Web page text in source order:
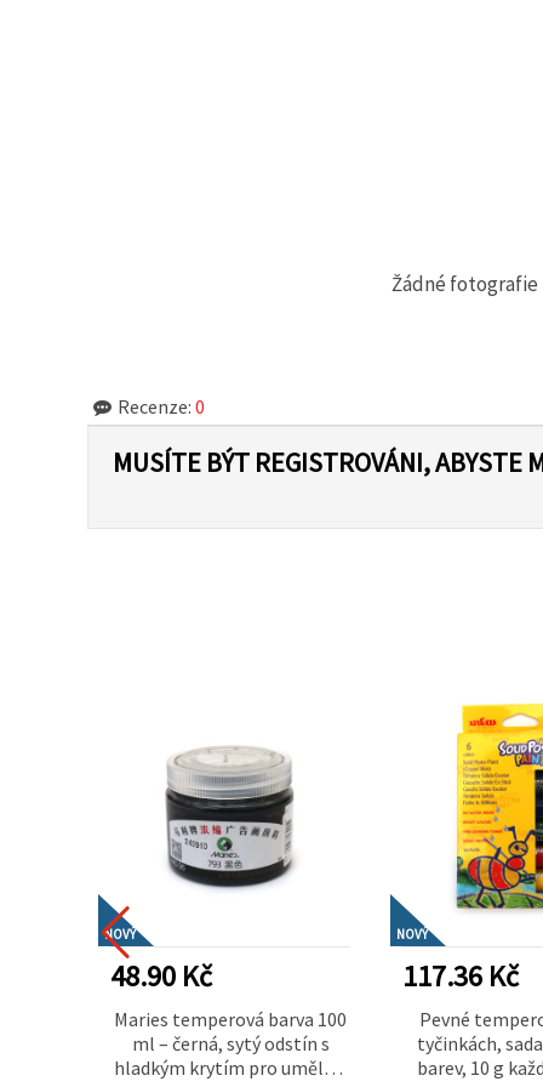
Žádné fotografie
Recenze: 0
MUSÍTE BÝT REGISTROVÁNI, ABYSTE
NOVÝ
48.90 Kč
Maries temperová barva 100
ml – černá, sytý odstín s
hladkým krytím pro umělce,
NOVÝ
117.36 Kč
Pevné
tyčinkách,
barev, 10 g